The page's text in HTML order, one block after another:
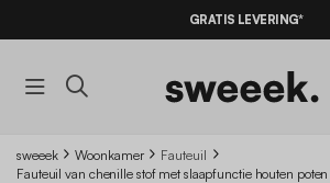
AANBIEDINGEN*MET DE
GRATIS LEVERING*
sweeek Woonkamer
Fauteuil
Fauteuil van chenille stof met slaapfunctie houten poten